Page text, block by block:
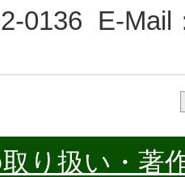
0136 E-Mail
り扱い・著